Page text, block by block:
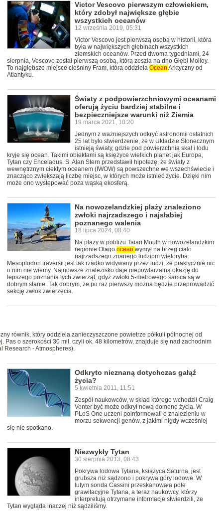
Victor Vescovo pierwszym człowiekiem,
który zdobył największe głębie
wszystkich oceanów
12 września 2019, 05:31
Victor Vescovo jest pierwszą osobą w historii, która
była w największych głębinach wszystkich
ziemskich oceanów. Przed dwoma tygodniami, 24
sierpnia, Vescovo został pierwszą osobą, którą zeszła na dno Głębi Molloy.
To najgłębsze miejsce cieśniny Fram, która oddziela Ocean Arktyczny od
Atlantyku.
Światy z podpowierzchniowymi oceanami
oferują życiu bardziej stabilne i
bezpieczniejsze warunki niż Ziemia
19 marca 2021, 10:20
Jednym z ważniejszych odkryć astronomii ostatnich
25 lat było stwierdzenie, że w Układzie Słonecznym
istnieją światy, gdzie pod powierzchnią skał i lodu
kryje się ocean. Takimi obiektami są księżyce wielkich planet jak Europa,
Tytan czy Enceladus. S. Alan Stern przedstawił hipotezę, że światy z
wewnętrznym ciekłym oceanem (IWOW) są powszechne we wszechświecie i
znacząco zwiększają liczbę miejsc, w których może istnieć życie. Dzięki nim
może ono występować poza wąską ekosferą.
Na nowozelandzkiej plaży znaleziono
zwłoki najrzadszego i najsłabiej
poznanego walenia
18 lipca 2024, 08:40
Na plaży w pobliżu Taiari Mouth w nowozelandzkim
regionie Otago ocean wymył na brzeg ciało
najrzadszego znanego ludziom wieloryba.
Mesoplodon traversii jest tak rzadko widywany przez ludzi, że praktycznie nic
o nim nie wiemy. Najnowsze znalezisko daje niepowtarzalną okazję do
lepszego poznania tych zwierząt, gdyż zwłoki 5-metrowego samca są w
dobrym stanie. Tak dobrym, że po raz pierwszy można będzie przeprowadzić
sekcję zwłok zwierzęcia.
równik, który oddziela zanieczyszczone powietrze półkuli północnej od
Pas o szerokości 30 mil, czyli ok. 48 kilometrów, znajduje się nad zachodnim
Research - Atmospheres).
Odkryto nieznaną dotychczas gałąź
życia?
5 kwietnia 2011, 11:51
Zespół naukowców, w skład którego wchodził Craig
Venter być może odkrył nową domenę życia. W
PLoS One uczeni poinformowali o znalezieniu w
morzu sekwencji genów, z jakimi nigdy wcześniej
się nie spotkano.
Niezwykły Tytan
30 sierpnia 2013, 08:43
Pokrywa lodowa Tytana, książyca Saturna, jest
grubsza niż sądzono i pokrywa góry lodowe. W
lutym sonda Cassini przeskanowała pole
grawitacyjne Tytana, a teraz naukowcy, którzy
interpretują otrzymane informacje stwierdzili, że
Tytan wygląda inaczej niż sądziliśmy.